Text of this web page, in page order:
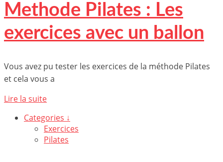
Methode Pilates : Les
exercices avec un ballon
Vous avez pu tester les exercices de la méthode Pilates
et cela vous a
Lire la suite
Categories ↓
Exercices
Pilates